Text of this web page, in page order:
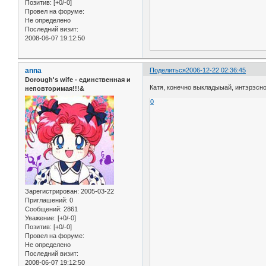
Позитив: [+0/-0]
Провел на форуме:
Не определено
Последний визит:
2008-06-07 19:12:50
Поделиться2006-12-22 02:36:45
anna
Dorough's wife - единственная и
неповторимая!!!&
Зарегистрирован: 2005-03-22
Приглашений: 0
Сообщений: 2861
Уважение: [+0/-0]
Позитив: [+0/-0]
Провел на форуме:
Не определено
Последний визит:
2008-06-07 19:12:50
Катя, конечно выкладыыай,
0